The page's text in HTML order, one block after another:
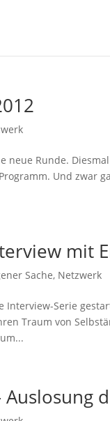
neue Runde.
Und zwar
mit
Sache, Netzwerk
Interview-Serie
Traum von